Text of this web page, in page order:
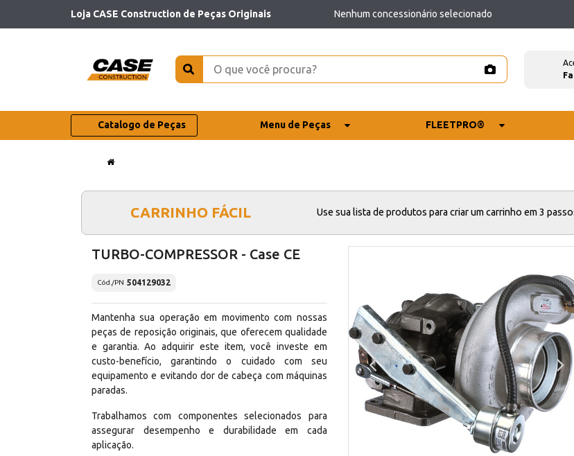
Loja CASE Construction de Peças Originais Nenhum concessionário selecionado
Catalogo de Peças Menu de Peças FLEETPRO®
CARRINHO FÁCIL Use sua lista de produtos para criar um carrinho em 3
TURBO-COMPRESSOR - Case CE
Cód./PN 504129032
Mantenha sua operação em movimento com nossas
peças de reposição originais, que oferecem qualidade
e garantia. Ao adquirir este item, você investe em
custo-benefício, garantindo o cuidado com seu
equipamento e evitando dor de cabeça com máquinas
paradas.
Trabalhamos com componentes selecionados para
assegurar desempenho e durabilidade em cada
aplicação.